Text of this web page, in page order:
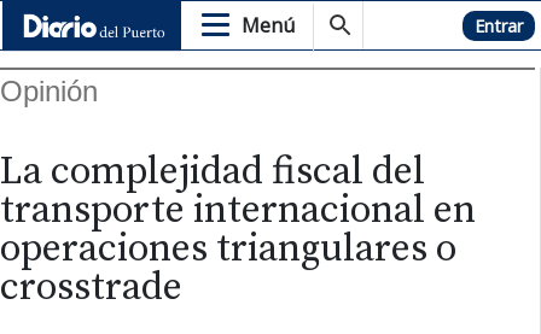
Menú Hemeroteca Entrar
Opinión
La complejidad fiscal del
transporte internacional en
operaciones triangulares o
crosstrade